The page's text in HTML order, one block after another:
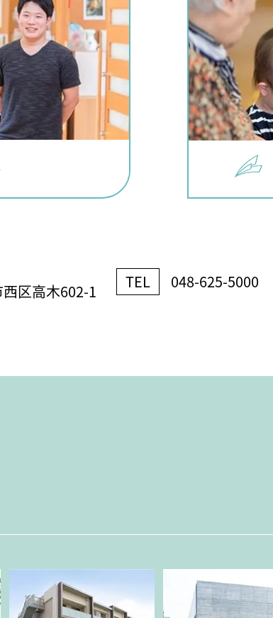
区高木602-1 TEL 048-625-5000